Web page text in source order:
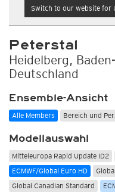
Switch to our website for
Peterstal
Heidelberg,
Deutschland
Ensemble-Ansicht
Alle Members Bereich und
Modellauswahl
Mitteleuropa Rapid Update ID2
ECMWF/Global Euro HD
Global Canadian Standard